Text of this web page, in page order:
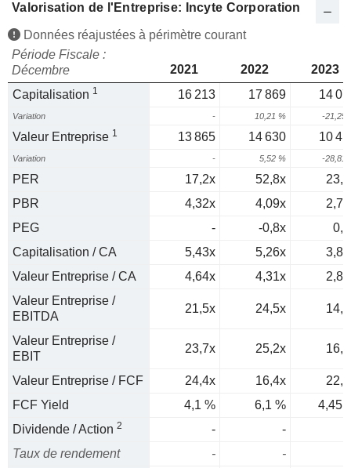
Valorisation de l'Entreprise: Incyte Corporation
Données réajustées à périmètre courant
Période Fiscale :
Décembre
2021 2022
2023
Capitalisation 1 16 213 17 869 14
Variation - 10,21 % -21,25
Valeur Entreprise 1 13 865 14 630 10
Variation - 5,52 % -28,81
PER 17,2x 52,8x
PBR
4,32x 4,09x
PEG
- -0,8x
Capitalisation / CA
5,43x 5,26x
Valeur Entreprise / CA
4,64x 4,31x
Valeur Entreprise /
EBITDA
21,5x 24,5x
Valeur Entreprise /
EBIT
23,7x 25,2x
Valeur Entreprise / FCF 24,4x 16,4x
FCF Yield
4,1 % 6,1 %
4,45
Dividende / Action 2 -
-
Taux de rendement
-
-